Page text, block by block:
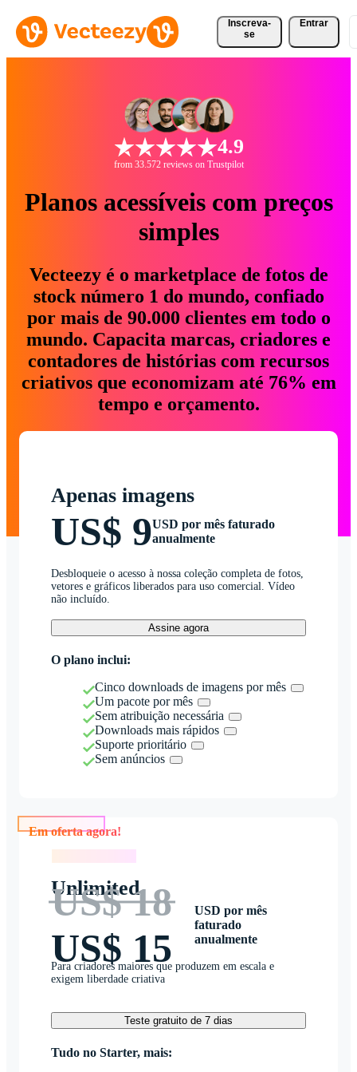
Inscreva-
se
Entrar
4.9
from 33.572 reviews on Trustpilot
Planos acessíveis com preços
simples
Vecteezy é o marketplace de fotos de
stock número 1 do mundo, confiado
por mais de 90.000 clientes em todo o
mundo. Capacita marcas, criadores e
contadores de histórias com recursos
criativos que economizam até 76% em
tempo e orçamento.
Apenas imagens
US$ 9USD por mês faturado
anualmente
Desbloqueie o acesso à nossa coleção completa de fotos,
vetores e gráficos liberados para uso comercial. Vídeo
não incluído.
Assine agora
O plano inclui:
Cinco downloads de imagens por mês
Um pacote por mês
Sem atribuição necessária
Downloads mais rápidos
Suporte prioritário
Sem anúncios
Unlimited
US$ 18
US$ 15
USD por mês
faturado
anualmente
Para criadores maiores que produzem em escala e
exigem liberdade criativa
Teste gratuito de 7 dias
Tudo no Starter, mais: